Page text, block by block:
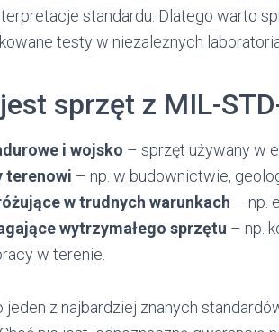
standardu. Dlatego warto
testy w niezależnych
sprzęt z MIL-
i wojsko – sprzęt używany w
terenowi – np. w budownictwie,
w trudnych warunkach – np.
wytrzymałego sprzętu – np.
w terenie.
jeden z najbardziej znanych